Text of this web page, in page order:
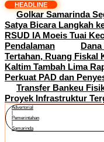
HEADLINE
Golkar Samarinda
Satya Bicara Langkah
RSUD IA Moeis Tuai
Pendalaman
Tertahan, Ruang Fiskal
Kaltim Tambah Lima
Perkuat PAD dan
Transfer Bankeu
Proyek Infrastruktur
Advertorial
Pemerintahan
Samarinda